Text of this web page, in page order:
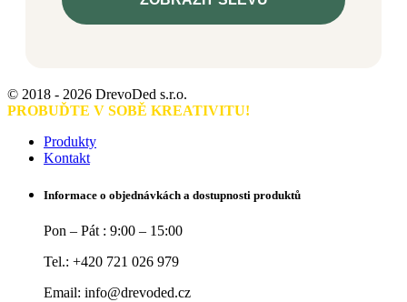
© 2018 - 2026 DrevoDed s.r.o.
PROBUĎTE V SOBĚ KREATIVITU!
Produkty
Kontakt
Informace o objednávkách a dostupnosti produktů
Pon – Pát : 9:00 – 15:00
Tel.: +420 721 026 979
Email: info@drevoded.cz